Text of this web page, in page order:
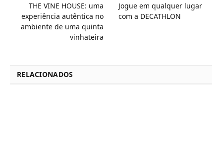
THE VINE HOUSE: uma
experiência autêntica no
ambiente de uma quinta
vinhateira
Jogue em qualquer lugar
com a DECATHLON
RELACIONADOS